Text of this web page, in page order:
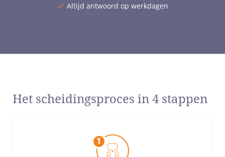
Altijd antwoord op werkdagen
Het scheidingsproces in 4 stappen